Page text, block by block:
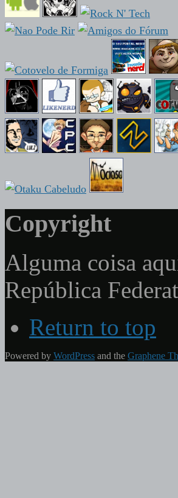
Copyright
Alguma coisa
República
Return to top
Powered by WordPress and the Graphene